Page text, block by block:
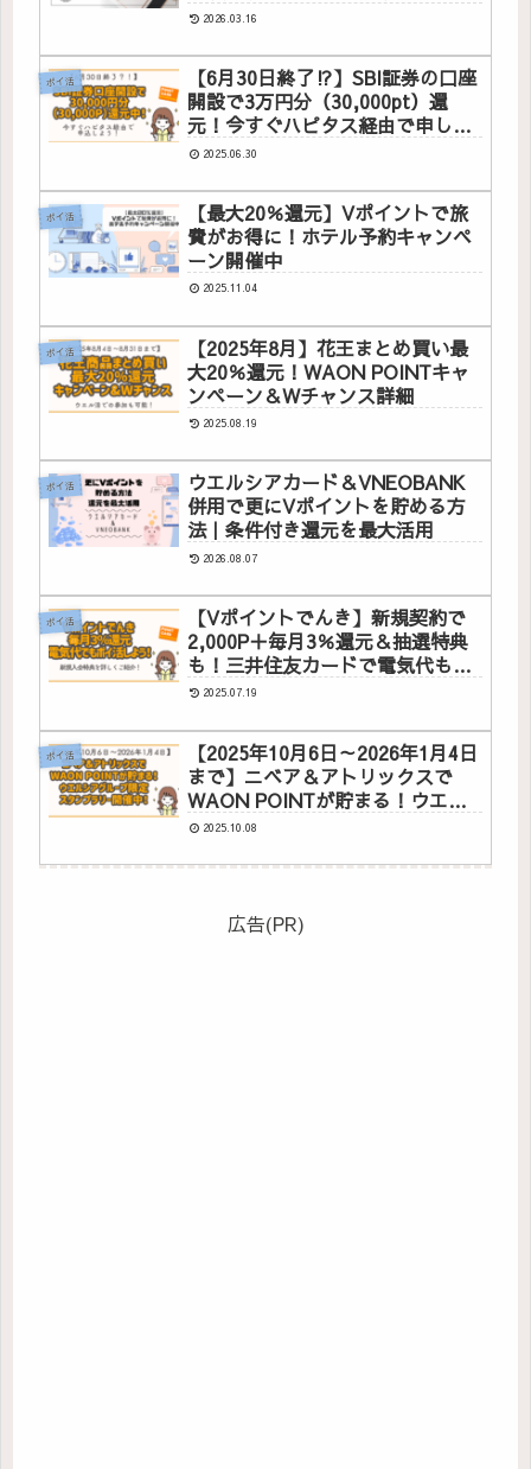
2026.03.16
ポイ活
【6月30日終了⁉】SBI証券の口座
開設で3万円分（30,000pt）還
元！今すぐハピタス経由で申し込
もう
2025.06.30
ポイ活
【最大20％還元】Vポイントで旅
費がお得に！ホテル予約キャンペ
ーン開催中
2025.11.04
ポイ活
【2025年8月】花王まとめ買い最
大20％還元！WAON POINTキャ
ンペーン＆Wチャンス詳細
2025.08.19
ポイ活
ウエルシアカード＆VNEOBANK
併用で更にVポイントを貯める方
法｜条件付き還元を最大活用
2026.08.07
ポイ活
【Vポイントでんき】新規契約で
2,000P＋毎月3％還元＆抽選特典
も！三井住友カードで電気代もポ
イ活しよう♪
2025.07.19
ポイ活
【2025年10月6日～2026年1月4日
まで】ニベア＆アトリックスで
WAON POINTが貯まる！ウエル
シアグループ限定スタンプラリー
2025.10.08
広告(PR)